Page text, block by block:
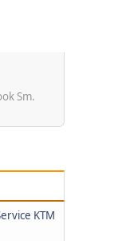
Sm.
KTM